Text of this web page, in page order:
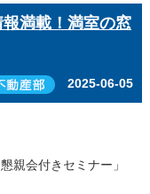
報満載！満室の窓
2025-06-05
親会付きセミナー」